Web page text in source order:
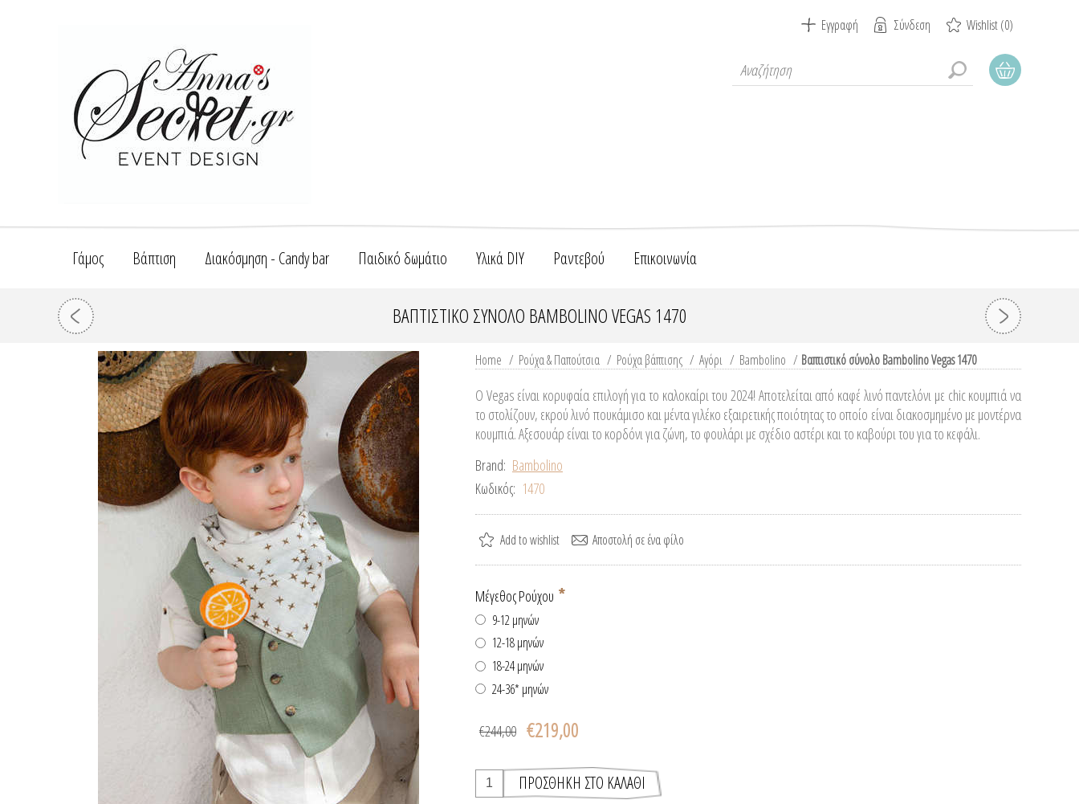
Εγγραφή Σύνδεση Wishlist(0)
Γάμος Βάπτιση Διακόσμηση - Candy bar Παιδικό δωμάτιο Υλικά DIY Ραντεβού Επικοινωνία
ΒΑΠΤΙΣΤΙΚΌ ΣΎΝΟΛΟ BAMBOLINO VEGAS 1470
Home / Ρούχα & Παπούτσια / Ρούχα βάπτισης / Αγόρι / Bambolino / Βαπτιστικό σύνολο Bambolino Vegas 1470
Ο Vegas είναι κορυφαία επιλογή για το καλοκαίρι του 2024! Αποτελείται από καφέ λινό παντελόνι με chic κουμπιά να
το στολίζουν, εκρού λινό πουκάμισο και μέντα γιλέκο εξαιρετικής ποιότητας το οποίο είναι διακοσμημένο με μοντέρνα
κουμπιά. Αξεσουάρ είναι το κορδόνι για ζώνη, το φουλάρι με σχέδιο αστέρι και το καβούρι του για το κεφάλι.
Brand: Bambolino
Κωδικός: 1470
Μέγεθος Ρούχου *
9-12 μηνών
12-18 μηνών
18-24 μηνών
24-36* μηνών
€244,00 €219,00